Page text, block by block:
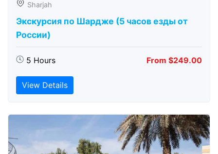
Sharjah
Экскурсия по Шардже (5 часов езды от
России)
5 Hours From $249.00
View Details